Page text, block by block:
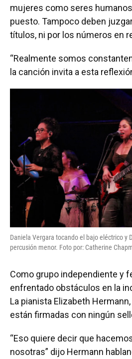
mujeres como seres
puesto. Tampoco deben
títulos, ni por los números en
“Realmente somos
la canción invita a esta
Daniela Vergara tocando el bajo eléctrico y
percusión menor. Foto por: Catherine
Como grupo independiente y
enfrentado obstáculos en la
La pianista Elizabeth
están firmadas con ningún
“Eso quiere decir que
nosotras” dijo Hermann